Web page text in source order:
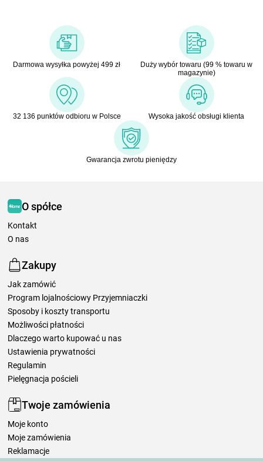
Darmowa wysyłka powyżej 499 zł
Duży wybór towaru (99 % towaru w
magazynie)
32 136 punktów odbioru w Polsce Wysoka jakość obsługi klienta
Gwarancja zwrotu pieniędzy
O spółce
Kontakt
O nas
Zakupy
Jak zamówić
Program lojalnościowy Przyjemniaczki
Sposoby i koszty transportu
Możliwości płatności
Dlaczego warto kupować u nas
Ustawienia prywatności
Regulamin
Pielęgnacja pościeli
Twoje zamówienia
Moje konto
Moje zamówienia
Reklamacje